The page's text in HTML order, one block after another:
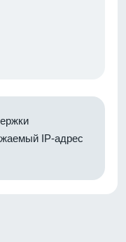
IP-адрес